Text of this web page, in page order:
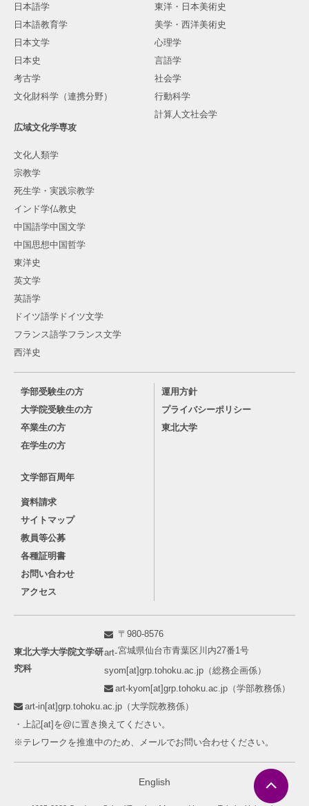
日本語学
日本語教育学
日本文学
日本史
考古学
文化財科学（連携分野）
東洋・日本美術史
美学・西洋美術史
心理学
言語学
社会学
行動科学
計算人文社会学
広域文化学専攻
文化人類学
宗教学
死生学・実践宗教学
インド学仏教史
中国語学中国文学
中国思想中国哲学
東洋史
英文学
英語学
ドイツ語学ドイツ文学
フランス語学フランス文学
西洋史
学部受験生の方
大学院受験生の方
卒業生の方
在学生の方
文学部百周年
資料請求
サイトマップ
教員等公募
各種証明書
お問い合わせ
アクセス
運用方針
プライバシーポリシー
東北大学
東北大学大学院文学研
究科
〒980-8576
宮城県仙台市青葉区川内27番1号
art-
syom[at]grp.tohoku.ac.jp（総務企画係）
art-kyom[at]grp.tohoku.ac.jp（学部教務係）
art-in[at]grp.tohoku.ac.jp（大学院教務係）
・上記[at]を@に置き換えてください。
※テレワークを推進中のため、メールでお問い合わせください。
English